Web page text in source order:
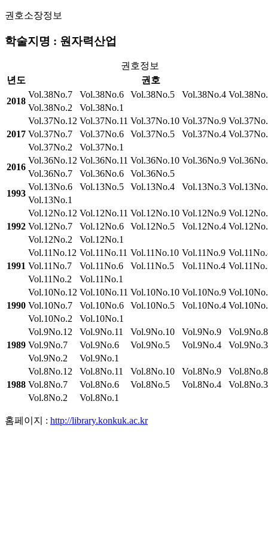
권호소장정보
학술지명 : 원자력산업
권호정보
년도
권호
2018
Vol.38No.7 Vol.38No.6 Vol.38No.5 Vol.38No.4
Vol.38No.2
Vol.38No.1
2017
Vol.37No.12 Vol.37No.11 Vol.37No.10 Vol.37No.9
Vol.37No.7
Vol.37No.6 Vol.37No.5 Vol.37No.4
Vol.37No.2
Vol.37No.1
2016
Vol.36No.12 Vol.36No.11 Vol.36No.10 Vol.36No.9
Vol.36No.7
Vol.36No.6
Vol.36No.5
1993
Vol.13No.6 Vol.13No.5 Vol.13No.4 Vol.13No.3
Vol.13No.1
1992
Vol.12No.12 Vol.12No.11 Vol.12No.10 Vol.12No.9
Vol.12No.7
Vol.12No.6 Vol.12No.5 Vol.12No.4
Vol.12No.2
Vol.12No.1
1991
Vol.11No.12 Vol.11No.11 Vol.11No.10 Vol.11No.9
Vol.11No.7
Vol.11No.6 Vol.11No.5 Vol.11No.4
Vol.11No.2
Vol.11No.1
1990
Vol.10No.12 Vol.10No.11 Vol.10No.10 Vol.10No.9
Vol.10No.7
Vol.10No.6 Vol.10No.5 Vol.10No.4
Vol.10No.2
Vol.10No.1
1989
Vol.9No.12 Vol.9No.11 Vol.9No.10 Vol.9No.9
Vol.9No.8
Vol.9No.7
Vol.9No.6 Vol.9No.5 Vol.9No.4
Vol.9No.3
Vol.9No.2
Vol.9No.1
1988
Vol.8No.12 Vol.8No.11 Vol.8No.10 Vol.8No.9
Vol.8No.8
Vol.8No.7
Vol.8No.6 Vol.8No.5 Vol.8No.4
Vol.8No.3
Vol.8No.2
Vol.8No.1
홈페이지 : http://library.konkuk.ac.kr